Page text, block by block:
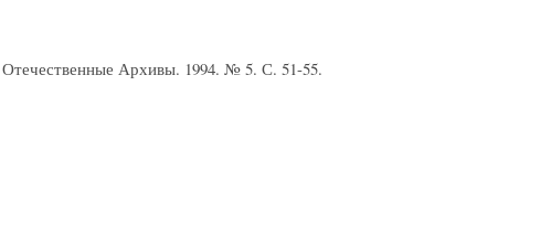
Отечественные Архивы. 1994. № 5. С. 51-55.